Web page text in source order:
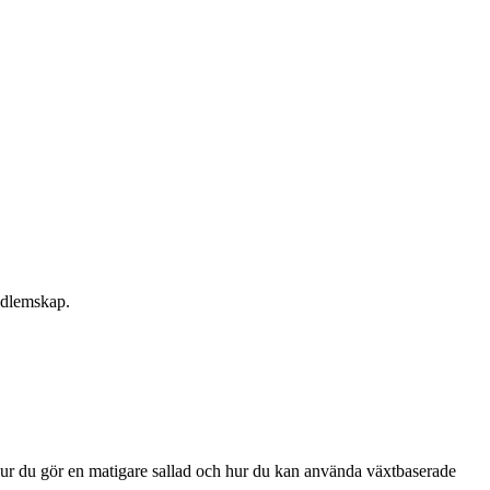
gör en matigare sallad och hur du kan använda växtbaserade